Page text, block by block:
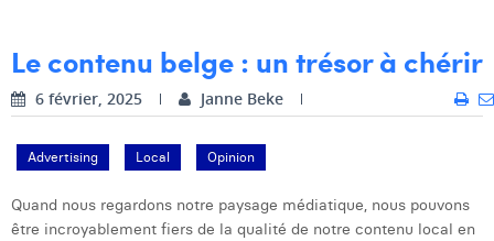
Le contenu belge : un trésor à chérir
6 février, 2025 Janne Beke
Advertising Local Opinion
Quand nous regardons notre paysage médiatique, nous pouvons
être incroyablement fiers de la qualité de notre contenu local en